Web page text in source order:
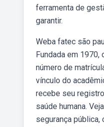
ferramenta de
garantir.
Weba fatec são
Fundada em
número de
vínculo do
recebe seu
saúde humana.
segurança